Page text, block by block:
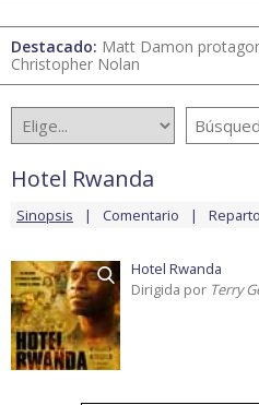
Destacado: Matt Damon
Christopher Nolan
Hotel Rwanda
Sinopsis Comentario Reparto
Hotel Rwanda
Dirigida por Terry